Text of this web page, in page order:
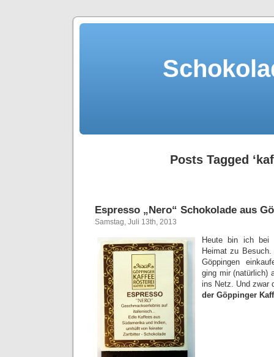
Posts Tagged
Espresso „Nero“ Schokolade aus
Samstag, Juli 13th, 2013
Heute bin ich bei
Heimat zu
Göppingen
ging mir (natürlich)
ins Netz. Und zwar
der Göppinger